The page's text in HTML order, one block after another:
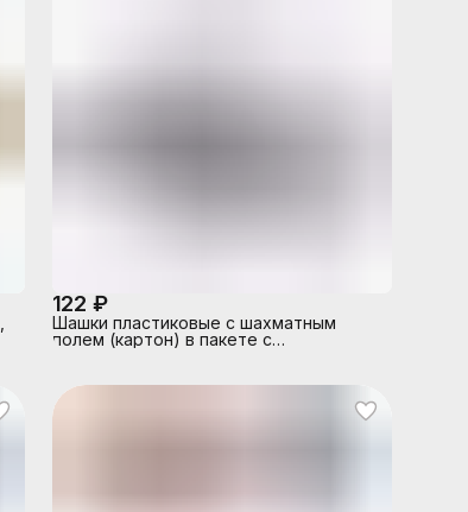
122 ₽
Шашки пластиковые с шахматным
полем (картон) в пакете с